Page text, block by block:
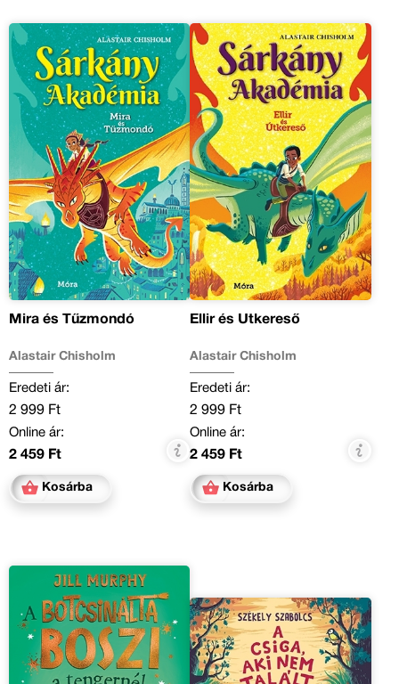
Mira és Tűzmondó
Alastair Chisholm
Eredeti ár:
2 999 Ft
Online ár:
2 459 Ft
Kosárba
Ellir és Útkereső
Alastair Chisholm
Eredeti ár:
2 999 Ft
Online ár:
2 459 Ft
Kosárba